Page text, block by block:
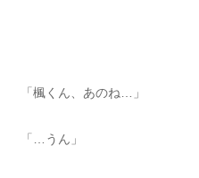
「楓くん、あのね…」
「…うん」